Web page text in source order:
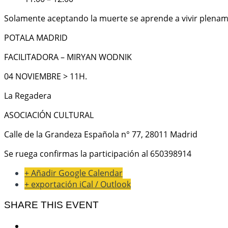
Solamente aceptando la muerte se aprende a vivir
POTALA MADRID
FACILITADORA – MIRYAN WODNIK
04 NOVIEMBRE > 11H.
La Regadera
ASOCIACIÓN CULTURAL
Calle de la Grandeza Española n° 77, 28011 Madrid
Se ruega confirmas la participación al 650398914
+ Añadir Google Calendar
+ exportación iCal / Outlook
SHARE THIS EVENT